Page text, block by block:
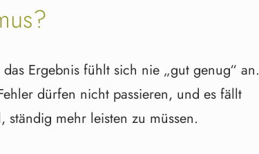
Ergebnis fühlt sich nie „gut genug“ an.
dürfen nicht passieren, und es fällt
mehr leisten zu müssen.